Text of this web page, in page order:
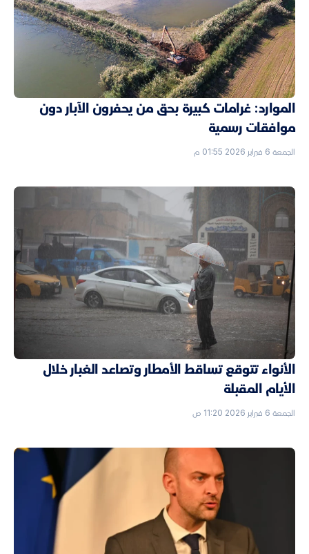
الموارد: غرامات كبيرة بحق من يحفرون الآبار دون
موافقات رسمية
الجمعة 6 فبراير 2026 01:55 م
الأنواء تتوقع تساقط الأمطار وتصاعد الغبار خلال
الأيام المقبلة
الجمعة 6 فبراير 2026 11:20 ص